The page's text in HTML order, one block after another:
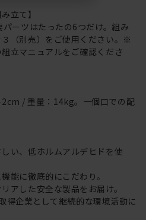
立て】
ーツはたったの6つだけ。組み
（別売）をご使用ください。※
立マニュアルをご確認くださ
/ 重量：14kg。一個口での配
い、低ホルムアルデヒドを使
能に徹底的にこだわり。
アした安全な製品をお届け。
企業として継続的な環境活動に